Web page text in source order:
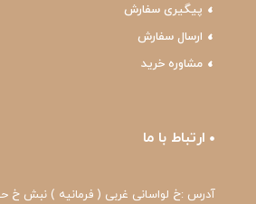
پیگیری سفارش
ارسال سفارش
مشاوره خرید
ارتباط با ما
آدرس :خ لواسانی غربی ( فرمانیه ) نبش خ